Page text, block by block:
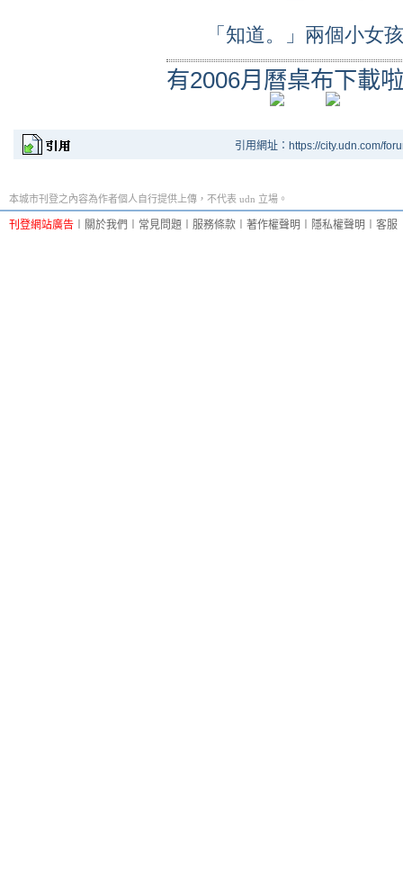
「知道。」兩個小女孩
有2006月曆桌布下載啦
引用網址：https://city.udn.com/
本城市刊登之內容為作者個人自行提供上傳，不代表 udn 立場。
刊登網站廣告 關於我們 常見問題 服務條款 著作權聲明 隱私權聲明 客服